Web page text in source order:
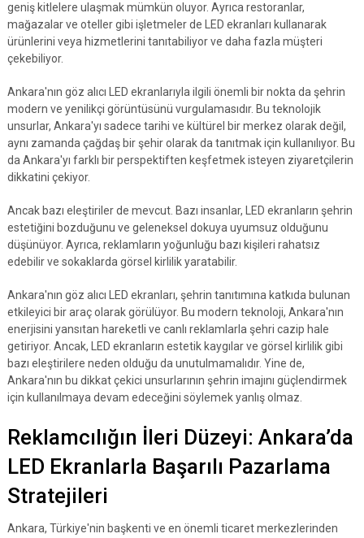
geniş kitlelere ulaşmak mümkün oluyor. Ayrıca restoranlar,
mağazalar ve oteller gibi işletmeler de LED ekranları kullanarak
ürünlerini veya hizmetlerini tanıtabiliyor ve daha fazla müşteri
çekebiliyor.
Ankara'nın göz alıcı LED ekranlarıyla ilgili önemli bir nokta da şehrin
modern ve yenilikçi görüntüsünü vurgulamasıdır. Bu teknolojik
unsurlar, Ankara'yı sadece tarihi ve kültürel bir merkez olarak değil,
aynı zamanda çağdaş bir şehir olarak da tanıtmak için kullanılıyor. Bu
da Ankara'yı farklı bir perspektiften keşfetmek isteyen ziyaretçilerin
dikkatini çekiyor.
Ancak bazı eleştiriler de mevcut. Bazı insanlar, LED ekranların şehrin
estetiğini bozduğunu ve geleneksel dokuya uyumsuz olduğunu
düşünüyor. Ayrıca, reklamların yoğunluğu bazı kişileri rahatsız
edebilir ve sokaklarda görsel kirlilik yaratabilir.
Ankara'nın göz alıcı LED ekranları, şehrin tanıtımına katkıda bulunan
etkileyici bir araç olarak görülüyor. Bu modern teknoloji, Ankara'nın
enerjisini yansıtan hareketli ve canlı reklamlarla şehri cazip hale
getiriyor. Ancak, LED ekranların estetik kaygılar ve görsel kirlilik gibi
bazı eleştirilere neden olduğu da unutulmamalıdır. Yine de,
Ankara'nın bu dikkat çekici unsurlarının şehrin imajını güçlendirmek
için kullanılmaya devam edeceğini söylemek yanlış olmaz.
Reklamcılığın İleri Düzeyi: Ankara’da
LED Ekranlarla Başarılı Pazarlama
Stratejileri
Ankara, Türkiye'nin başkenti ve en önemli ticaret merkezlerinden